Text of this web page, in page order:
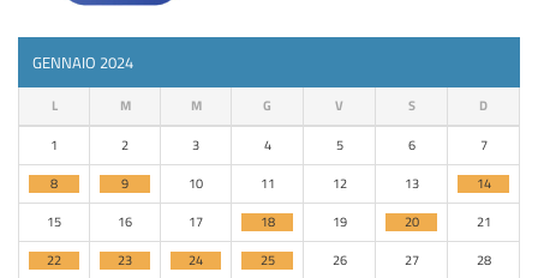
GENNAIO 2024
L M M G V S D
1 2 3 4 5 6
7
8
9 10 11 12 13
14
15
16 17 18 19 20
21
22
23 24 25 26 27
28